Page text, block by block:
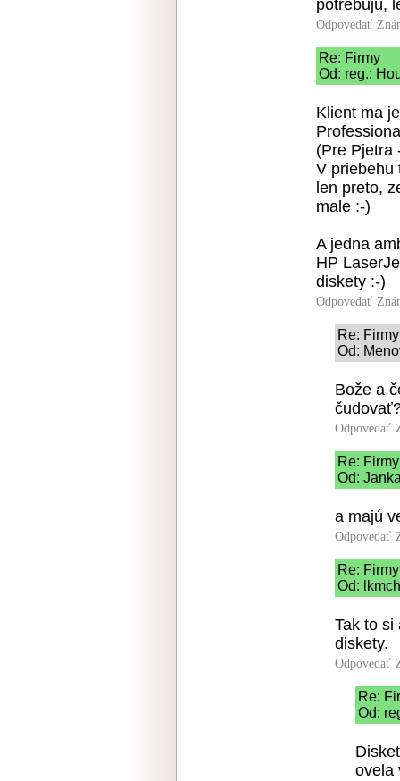
potrebujú,
Odpovedať
Re: Firmy
Od: reg.:
Klient ma
(Pre Pjetra
V priebehu
len preto,
male :-)
A jedna
HP
diskety :-)
Odpovedať
Re: Firmy
Od:
Bože a
Odpovedať
Re: Firmy
Od:
a majú
Odpovedať
Re: Firmy
Od:
Tak to si
diskety.
Odpovedať
Re:
Od:
ovela